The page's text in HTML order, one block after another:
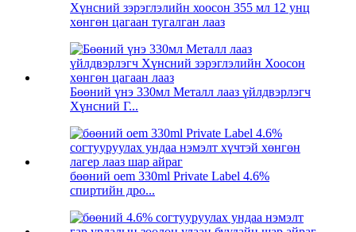
Хүнсний зэрэглэлийн хоосон 355 мл 12 унц
хөнгөн цагаан тугалган лааз
Бөөний үнэ 330мл Металл лааз үйлдвэрлэгч
Хүнсний Г...
бөөний oem 330ml Private Label 4.6%
спиртийн дро...